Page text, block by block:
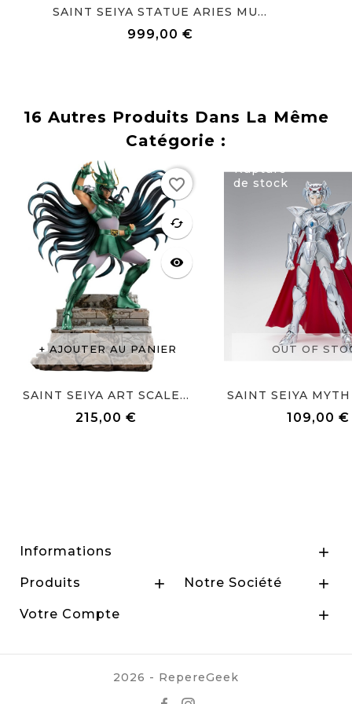
SAINT SEIYA STATUE ARIES MU...
999,00 €
16 Autres Produits Dans La Même
Catégorie :
AJOUTER AU PANIER
favorite
cached
visibility
SAINT SEIYA ART SCALE...
215,00 €
favorite_border
Rupture
de stock
OUT OF
SAINT SEIYA
109,00 €
Informations 
Produits  Notre Société 
Votre Compte 
2026 - RepereGeek